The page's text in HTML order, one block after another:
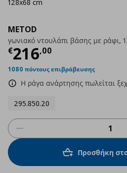
METOD
γωνιακό ντουλάπι βάσης με ράφι,
€216,00
Τρέχουσα τιμή
1080 πόντους επιβράβευσης
Η ράγα ανάρτησης πωλείται
295.850.20
128x68 cm
Προσθήκη